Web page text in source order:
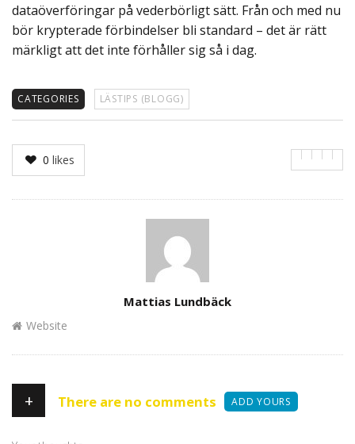
dataöverföringar på vederbörligt sätt. Från och med nu
bör krypterade förbindelser bli standard – det är rätt
märkligt att det inte förhåller sig så i dag.
CATEGORIES LÄSTIPS (BLOGG)
0 likes
Mattias Lundbäck
Website
+ There are no comments ADD YOURS